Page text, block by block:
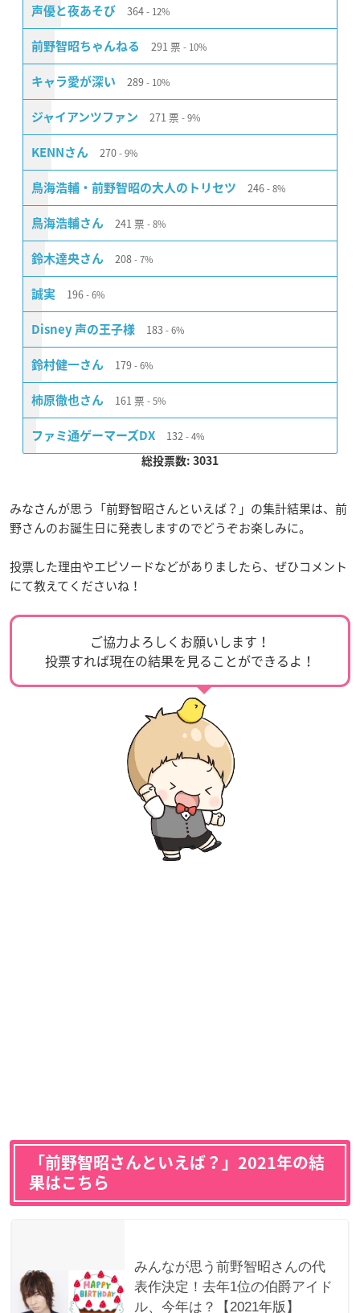
声優と夜あそび 364 12%
前野智昭ちゃんねる 291 票 10%
キャラ愛が深い 289 10%
ジャイアンツファン 271 票 9%
KENNさん 270 9%
鳥海浩輔・前野智昭の大人のトリセツ 246 8%
鳥海浩輔さん 241 票 8%
鈴木達央さん 208 7%
誠実 196 6%
Disney 声の王子様 183 6%
鈴村健一さん 179 6%
柿原徹也さん 161 票 5%
ファミ通ゲーマーズDX 132 4%
総投票数: 3031
みなさんが思う「前野智昭さんといえば？」の集計結果は、前
野さんのお誕生日に発表しますのでどうぞお楽しみに。
投票した理由やエピソードなどがありましたら、ぜひコメント
にて教えてくださいね！
ご協力よろしくお願いします！
投票すれば現在の結果を見ることができるよ！
「前野智昭さんといえば？」2021年の結
果はこちら